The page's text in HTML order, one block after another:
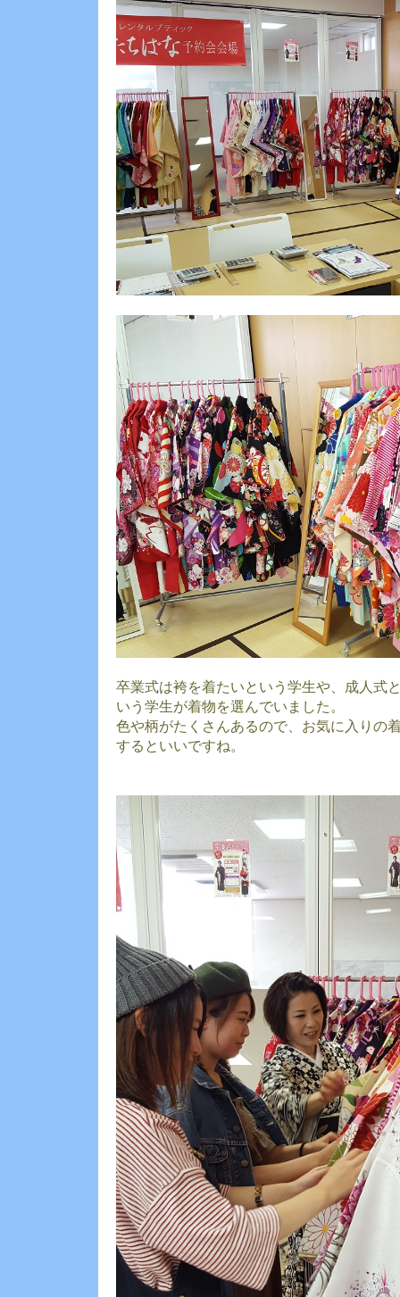
卒業式は袴を着たいという学生や、成人式
いう学生が着物を選んでいました。
色や柄がたくさんあるので、お気に入りの
するといいですね。